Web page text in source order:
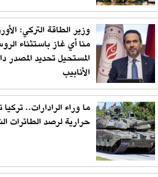
وزير الطاقة التركي:
منا أي غاز باستثناء
المستحيل تحديد المصدر
الأنابيب
ما وراء الرادارات..
حرارية لرصد الطائرات